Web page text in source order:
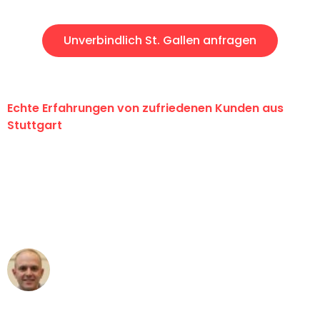
Unverbindlich St. Gallen anfragen
Echte Erfahrungen von zufriedenen Kunden aus
Stuttgart